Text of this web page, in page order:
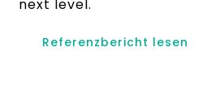
next level.
Referenzbericht lesen